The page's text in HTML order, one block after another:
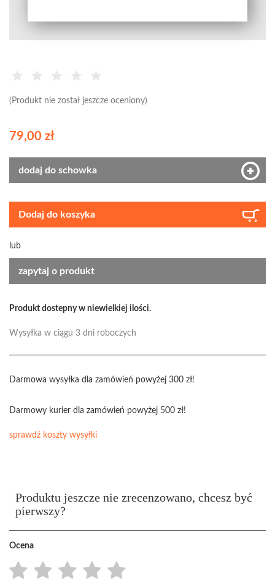
(Produkt nie został jeszcze oceniony)
79,00 zł
dodaj do schowka
Dodaj do koszyka
lub
zapytaj o produkt
Produkt dostepny w niewielkiej ilości.
Wysyłka w ciągu 3 dni roboczych
Darmowa wysyłka dla zamówień powyżej 300 zł!
Darmowy kurier dla zamówień powyżej 500 zł!
sprawdź koszty wysyłki
Produktu jeszcze nie zrecenzowano, chcesz być
pierwszy?
Ocena